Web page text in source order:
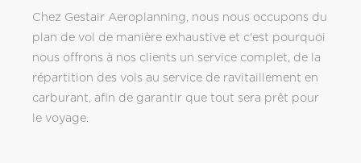
Chez Gestair Aeroplanning, nous nous occupons du
plan de vol de manière exhaustive et c'est pourquoi
nous offrons à nos clients un service complet, de la
répartition des vols au service de ravitaillement en
carburant, afin de garantir que tout sera prêt pour
le voyage.